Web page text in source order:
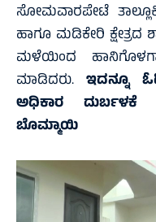
ಸೋಮವಾರಪೇಟೆ
ಹಾಗೂ ಮಡಿಕೇರಿ
ಮಳೆಯಿಂದ
ಮಾಡಿದರು. ಇದನ್ನೂ
ಅಧಿಕಾರ ದುರ್ಬಳಕೆ
ಬೊಮ್ಮಾಯಿ